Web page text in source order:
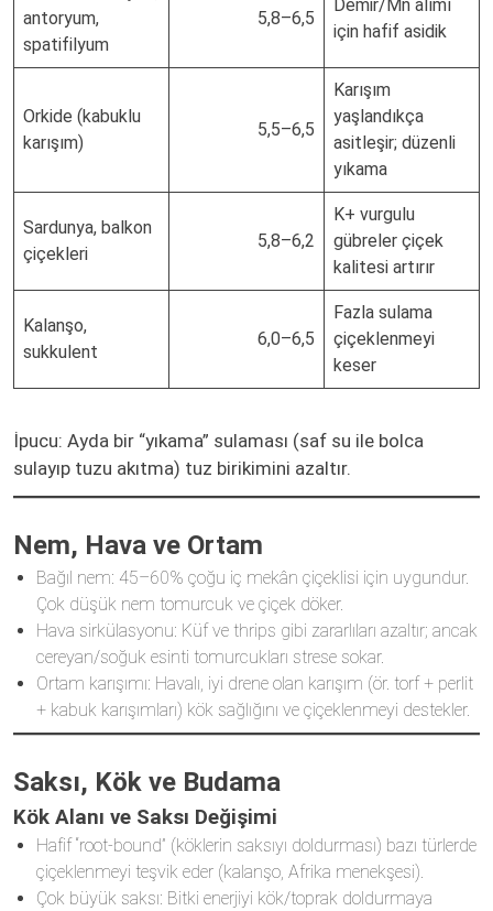
antoryum,
spatifilyum
5,8–6,5
Demir/Mn alımı
için hafif asidik
Orkide (kabuklu
karışım)
5,5–6,5
Karışım
yaşlandıkça
asitleşir; düzenli
yıkama
Sardunya, balkon
çiçekleri
5,8–6,2
K+ vurgulu
gübreler çiçek
kalitesi artırır
Kalanşo,
sukkulent
6,0–6,5
Fazla sulama
çiçeklenmeyi
keser
İpucu: Ayda bir “yıkama” sulaması (saf su ile bolca
sulayıp tuzu akıtma) tuz birikimini azaltır.
Nem, Hava ve Ortam
Bağıl nem: 45–60% çoğu iç mekân çiçeklisi için uygundur.
Çok düşük nem tomurcuk ve çiçek döker.
Hava sirkülasyonu: Küf ve thrips gibi zararlıları azaltır; ancak
cereyan/soğuk esinti tomurcukları strese sokar.
Ortam karışımı: Havalı, iyi drene olan karışım (ör. torf + perlit
+ kabuk karışımları) kök sağlığını ve çiçeklenmeyi destekler.
Saksı, Kök ve Budama
Kök Alanı ve Saksı Değişimi
Hafif “root-bound” (köklerin saksıyı doldurması) bazı türlerde
çiçeklenmeyi teşvik eder (kalanşo, Afrika menekşesi).
Çok büyük saksı: Bitki enerjiyi kök/toprak doldurmaya